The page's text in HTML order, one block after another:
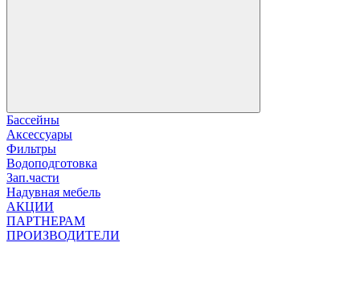
Бассейны
Аксессуары
Фильтры
Водоподготовка
Зап.части
Надувная мебель
АКЦИИ
ПАРТНЕРАМ
ПРОИЗВОДИТЕЛИ